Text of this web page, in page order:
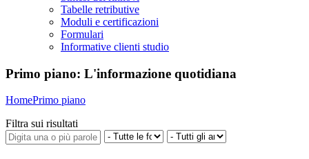
Tabelle retributive
Moduli e certificazioni
Formulari
Informative clienti studio
Primo piano: L'informazione quotidiana
HomePrimo piano
Filtra sui risultati